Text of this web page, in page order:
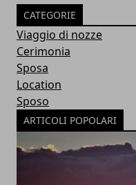
CATEGORIE
Viaggio di nozze
Cerimonia
Sposa
Location
Sposo
ARTICOLI POPOLARI